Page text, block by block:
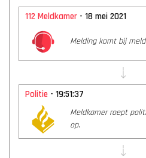
112 Meldkamer - 18 mei 2021
Melding komt bij
Politie - 19:51:37
Meldkamer roept
op.